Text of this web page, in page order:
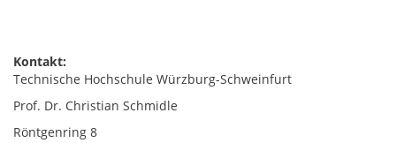
Kontakt:
Technische Hochschule Würzburg-Schweinfurt
Prof. Dr. Christian Schmidle
Röntgenring 8